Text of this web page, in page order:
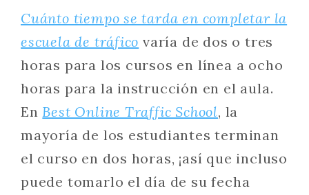
Cuánto tiempo se tarda en completar la
escuela de tráfico varía de dos o tres
horas para los cursos en línea a ocho
horas para la instrucción en el aula.
En Best Online Traffic School, la
mayoría de los estudiantes terminan
el curso en dos horas, ¡así que incluso
puede tomarlo el día de su fecha